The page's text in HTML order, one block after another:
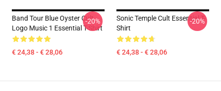
Band Tour Blue Oyster Cult
Logo Music 1 Essential T-Shirt
€ 24,38 - € 28,06
-20%
Sonic Temple Cult Essential T-
Shirt
€ 24,38 - € 28,06
-20%